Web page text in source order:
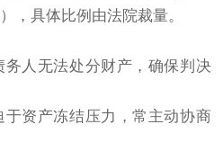
，具体比例由法院裁量。
人无法处分财产，确保判决
资产冻结压力，常主动协商